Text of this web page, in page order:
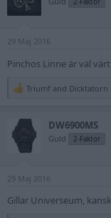
s
2-Faktor
29 Maj 2016
Pinchos Linne är väl
R
c
t
s
Triumf and Dicktatorn
DW6900MS
Guld 2-Faktor
29 Maj 2016
Gillar Universeum,